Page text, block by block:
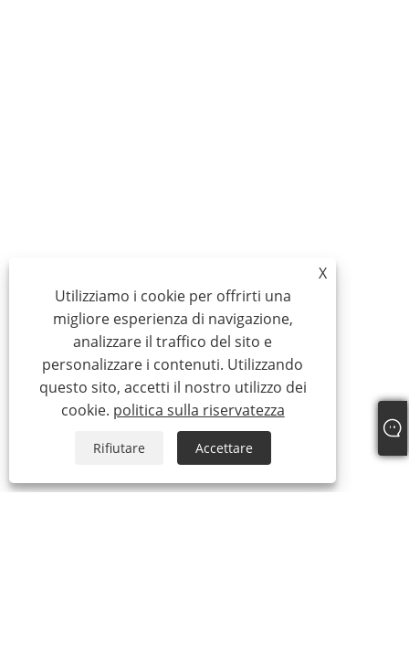
X
Utilizziamo i cookie per offrirti una
migliore esperienza di navigazione,
analizzare il traffico del sito e
personalizzare i contenuti. Utilizzando
questo sito, accetti il ​​nostro utilizzo dei
cookie. politica sulla riservatezza
Rifiutare Accettare